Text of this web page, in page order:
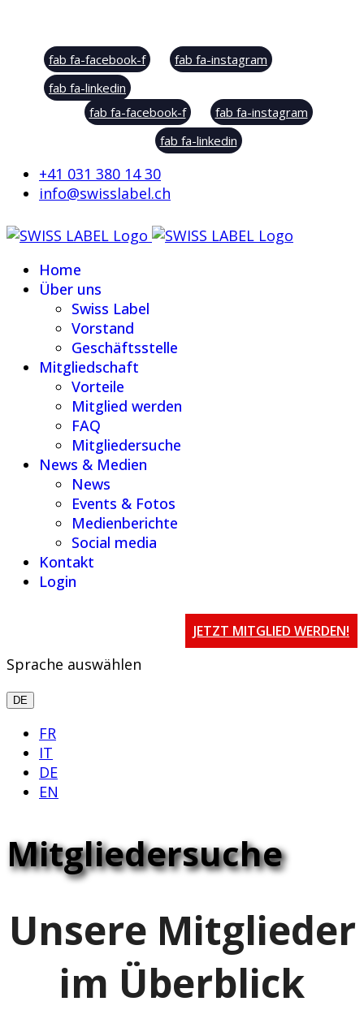
fab fa-facebook-f
fab fa-instagram
fab fa-linkedin
fab fa-facebook-f
fab fa-instagram
fab fa-linkedin
+41 031 380 14 30
info@swisslabel.ch
Home
Über uns
Swiss Label
Vorstand
Geschäftsstelle
Mitgliedschaft
Vorteile
Mitglied werden
FAQ
Mitgliedersuche
News & Medien
News
Events & Fotos
Medienberichte
Social media
Kontakt
Login
JETZT MITGLIED WERDEN!
Sprache auswählen
DE
FR
IT
DE
EN
Mitgliedersuche
Unsere Mitglieder
im Überblick